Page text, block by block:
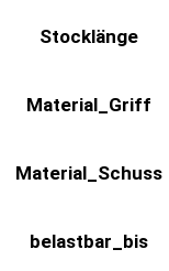
Stocklänge
Material_Griff
Material_Schuss
belastbar_bis